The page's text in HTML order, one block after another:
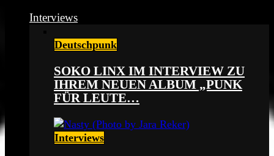
Interviews
Deutschpunk
SOKO LINX IM INTERVIEW ZU
IHREM NEUEN ALBUM „PUNK
FÜR LEUTE…
Interviews